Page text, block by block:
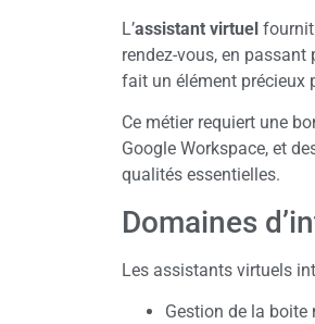
L’assistant virtuel
rendez-vous, en passant
fait un élément précieux
Ce métier requiert une
Google Workspace, et
qualités essentielles.
Domaines
Les assistants virtuels
Gestion de la boite